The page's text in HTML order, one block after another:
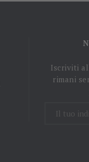
Iscriviti
rimani